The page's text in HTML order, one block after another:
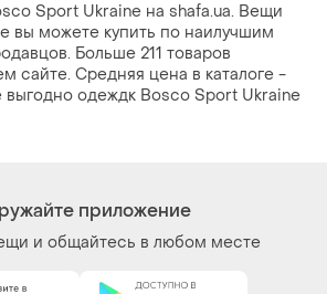
Sport Ukraine на shafa.ua. Вещи
вы можете купить по наилучшим
Больше 211 товаров
сайте. Средняя цена в каталоге -
выгодно одеждк Bosco Sport Ukraine
приложение
и общайтесь в любом месте